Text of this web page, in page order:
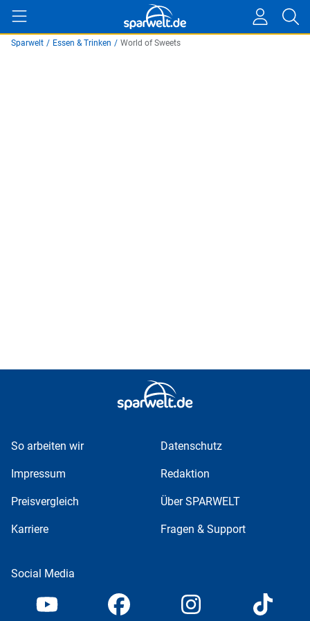
Sparwelt / Essen & Trinken / World of Sweets
So arbeiten wir Datenschutz
Impressum Redaktion
Preisvergleich Über SPARWELT
Karriere Fragen & Support
Social Media